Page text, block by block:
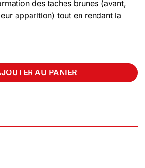
85.680 TND.77.110 TND.
des taches brunes (avant,
apparition) tout en rendant la
Neotone Lait Corps Intensif 100ml
AU PANIER